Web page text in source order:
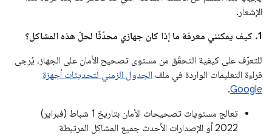
الإشعار.
1. كيف يمكنني معرفة ما إذا كان جهازي محدّثًا لحلّ هذه المشاكل؟
للتعرّف على كيفية التحقّق من مستوى تصحيح الأمان على الجهاز، يُرجى
قراءة التعليمات الواردة في ملف الجدول الزمني لتحديثات أجهزة
Google
.
تعالج مستويات تصحيحات الأمان بتاريخ 1 شباط (فبراير)
2022 أو الإصدارات الأحدث جميع المشاكل المرتبطة